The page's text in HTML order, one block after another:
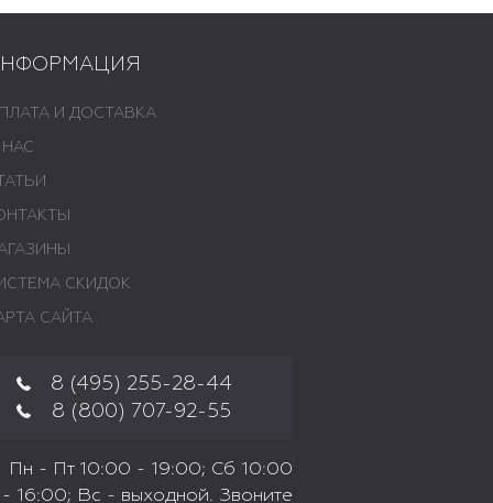
И ДОСТАВКА
СКИДОК
САЙТА
8 (495) 255-28-44
8 (800) 707-92-55
Пн - Пт 10:00 - 19:00; Сб 10:00
- 16:00; Вс - выходной. Звоните